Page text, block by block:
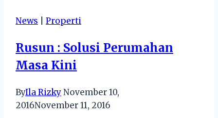
Candi
News Properti
Rusun : Solusi Perumahan
Masa Kini
ByIla RizkyNovember 10,
2016November 11, 2016